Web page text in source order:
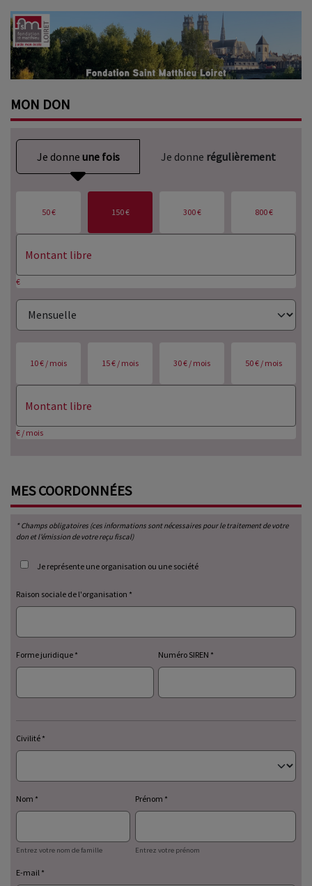
MON DON
Je donne une fois Je donne régulièrement
50 € 150 € 300 € 800 €
€
10 € / mois 15 € / mois 30 € / mois 50 € / mois
€ / mois
MESCOORDONNÉES
* Champs obligatoires (ces informations sont nécessaires pour le traitement de votre
don et l’émission de votre reçu fiscal)
Je représente une organisation ou une société
Raison sociale de l'organisation
Forme juridique Numéro SIREN
Civilité
Nom
Entrez votre nom de famille
Prénom
Entrez votre prénom
E-mail